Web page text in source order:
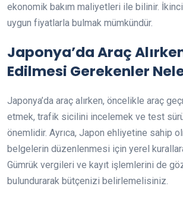
ekonomik bakım maliyetleri ile bilinir.
uygun fiyatlarla bulmak mümkündür.
Japonya’da Araç
Edilmesi Gerekenler
Japonya’da araç alırken, öncelikle araç
etmek, trafik sicilini incelemek ve test
önemlidir. Ayrıca, Japon ehliyetine sahip
belgelerin düzenlenmesi için yerel kurallara
Gümrük vergileri ve kayıt işlemlerini de
bulundurarak bütçenizi belirlemelisiniz.